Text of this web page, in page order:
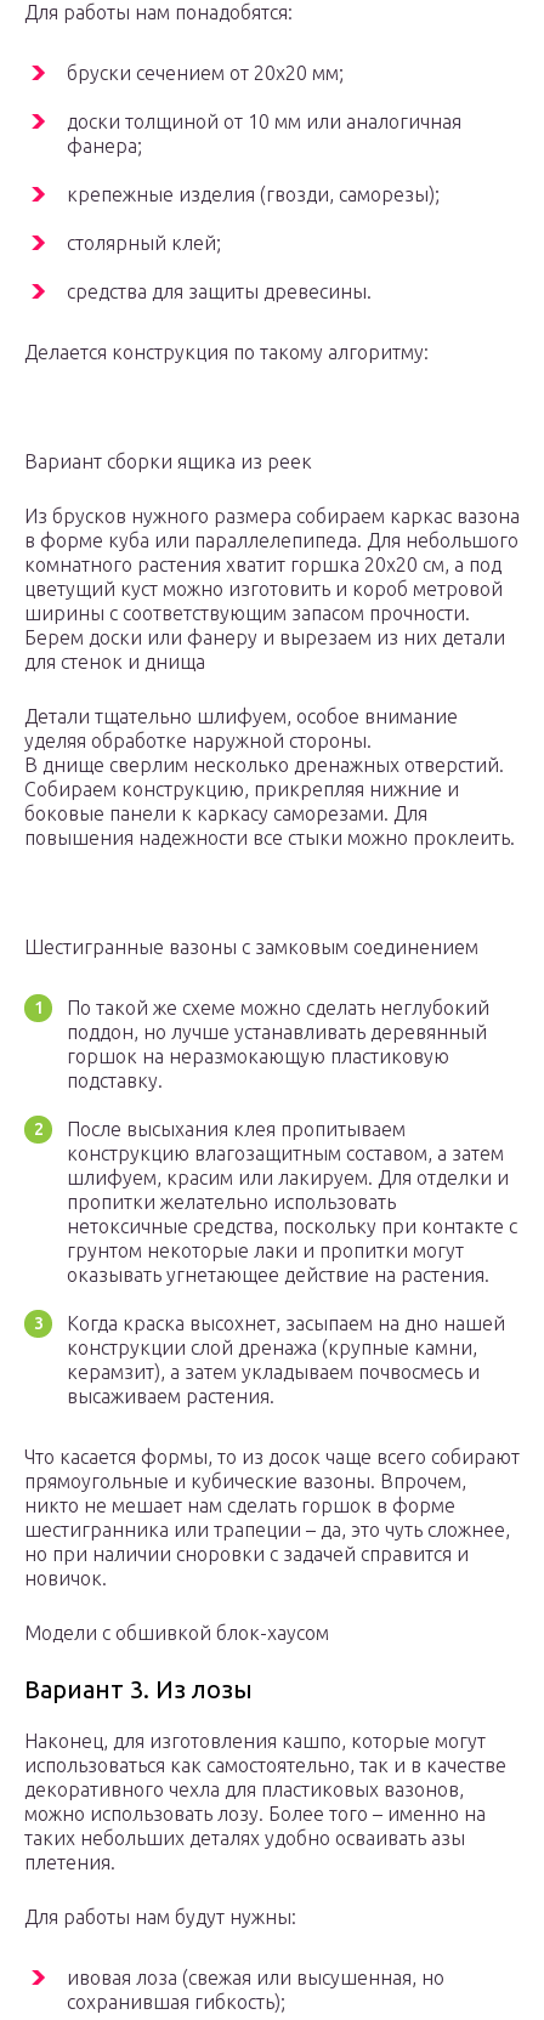
Для работы нам понадобятся:
бруски сечением от 20х20 мм;
доски толщиной от 10 мм или аналогичная
фанера;
крепежные изделия (гвозди, саморезы);
столярный клей;
средства для защиты древесины.
Делается конструкция по такому алгоритму:
Вариант сборки ящика из реек
Из брусков нужного размера собираем каркас вазона
в форме куба или параллелепипеда. Для небольшого
комнатного растения хватит горшка 20х20 см, а под
цветущий куст можно изготовить и короб метровой
ширины с соответствующим запасом прочности.
Берем доски или фанеру и вырезаем из них детали
для стенок и днища
Детали тщательно шлифуем, особое внимание
уделяя обработке наружной стороны.
В днище сверлим несколько дренажных отверстий.
Собираем конструкцию, прикрепляя нижние и
боковые панели к каркасу саморезами. Для
повышения надежности все стыки можно проклеить.
Шестигранные вазоны с замковым соединением
По такой же схеме можно сделать неглубокий
поддон, но лучше устанавливать деревянный
горшок на неразмокающую пластиковую
подставку.
После высыхания клея пропитываем
конструкцию влагозащитным составом, а затем
шлифуем, красим или лакируем. Для отделки и
пропитки желательно использовать
нетоксичные средства, поскольку при контакте с
грунтом некоторые лаки и пропитки могут
оказывать угнетающее действие на растения.
Когда краска высохнет, засыпаем на дно нашей
конструкции слой дренажа (крупные камни,
керамзит), а затем укладываем почвосмесь и
высаживаем растения.
Что касается формы, то из досок чаще всего собирают
прямоугольные и кубические вазоны. Впрочем,
никто не мешает нам сделать горшок в форме
шестигранника или трапеции – да, это чуть сложнее,
но при наличии сноровки с задачей справится и
новичок.
Модели с обшивкой блок-хаусом
Вариант 3. Из лозы
Наконец, для изготовления кашпо, которые могут
использоваться как самостоятельно, так и в качестве
декоративного чехла для пластиковых вазонов,
можно использовать лозу. Более того – именно на
таких небольших деталях удобно осваивать азы
плетения.
Для работы нам будут нужны:
ивовая лоза (свежая или высушенная, но
сохранившая гибкость);